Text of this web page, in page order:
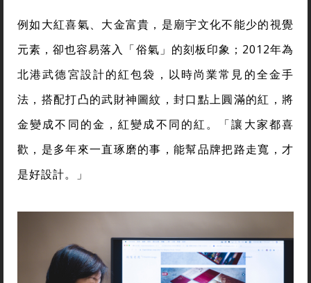
例如大紅喜氣、大金富貴，是廟宇文化不能少的視覺
元素，卻也容易落入「俗氣」的刻板印象；2012年為
北港武德宮設計的紅包袋，以時尚業常見的全金手
法，搭配打凸的武財神圖紋，封口點上圓滿的紅，將
金變成不同的金，紅變成不同的紅。「讓大家都喜
歡，是多年來一直琢磨的事，能幫品牌把路走寬，才
是好設計。」